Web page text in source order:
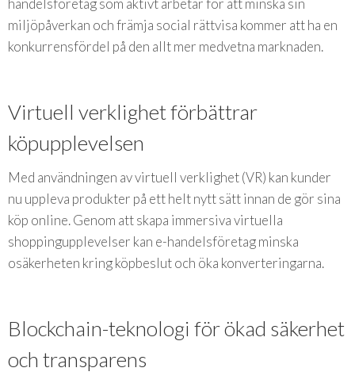
handelsföretag som aktivt arbetar för att minska sin
miljöpåverkan och främja social rättvisa kommer att ha en
konkurrensfördel på den allt mer medvetna marknaden.
Virtuell verklighet förbättrar
köpupplevelsen
Med användningen av virtuell verklighet (VR) kan kunder
nu uppleva produkter på ett helt nytt sätt innan de gör sina
köp online. Genom att skapa immersiva virtuella
shoppingupplevelser kan e-handelsföretag minska
osäkerheten kring köpbeslut och öka konverteringarna.
Blockchain-teknologi för ökad säkerhet
och transparens